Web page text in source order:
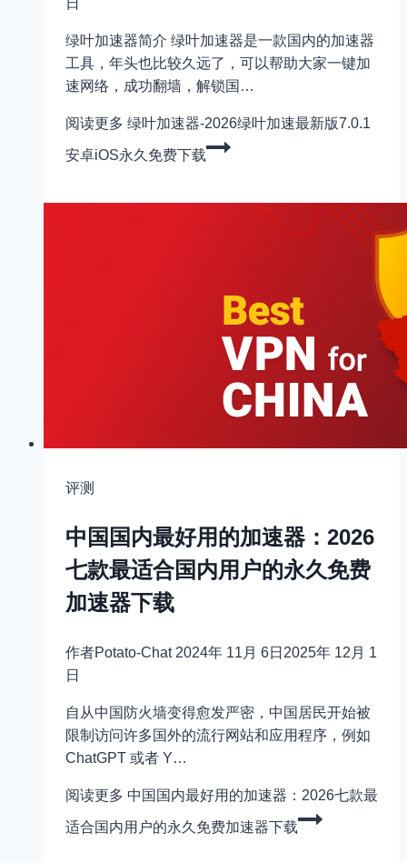
绿叶加速器简介 绿叶加速器是一款国内的加速器
工具，年头也比较久远了，可以帮助大家一键加
速网络，成功翻墙，解锁国…
阅读更多 绿叶加速器-2026绿叶加速最新版7.0.1
安卓iOS永久免费下载
评测
中国国内最好用的加速器：2026
七款最适合国内用户的永久免费
加速器下载
作者Potato-Chat 2024年 11月 6日 2025年 12月 1
日
自从中国防火墙变得愈发严密，中国居民开始被
限制访问许多国外的流行网站和应用程序，例如
ChatGPT 或者 Y…
阅读更多 中国国内最好用的加速器：2026七款最
适合国内用户的永久免费加速器下载